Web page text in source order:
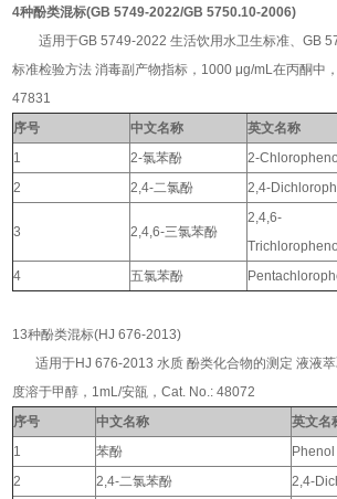
4种酚类混标(GB 5749-2022/GB 5750.10-2006)
适用于GB 5749-2022 生活饮用水卫生标准、GB
标准检验方法 消毒副产物指标，1000 μg/mL在丙酮中
47831
序号
中文名称 英文名称
1
2-氯苯酚 2-Chlorophenol
2
2,4-二氯酚 2,4-
3 2,4,6-三氯苯酚
2,4,6-
Trichlorophenol
4 五氯苯酚
13种酚类混标(HJ 676-2013)
适用于HJ 676-2013 水质 酚类化合物的测定 液液萃
度溶于甲醇，1mL/安瓿，Cat. No.: 48072
序号
中文名称 英文名
1
苯酚 Phenol
2
2,4-二氯苯酚 2,4-